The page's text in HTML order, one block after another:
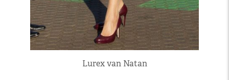
Lurex van Natan